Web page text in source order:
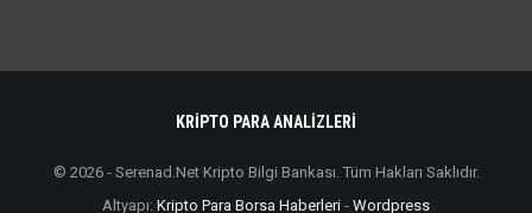
KRİPTO PARA ANALİZLERİ
© 2026 - Serenad.Net Kripto Bilgi Bankası. Tüm Hakları Saklıdır.
Altyapı: Kripto Para Borsa Haberleri - Wordpress